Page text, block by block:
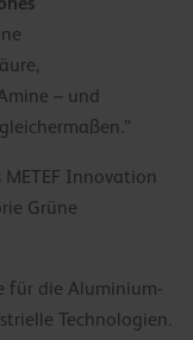
– und
Innovation
Grüne
für die Aluminium-
Technologien.